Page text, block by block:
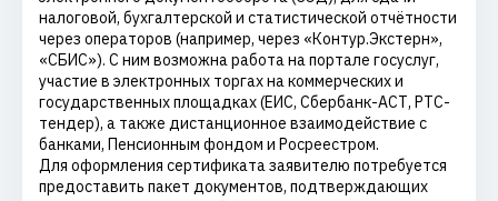
налоговой, бухгалтерской и статистической отчётности
через операторов (например, через «Контур.Экстерн»,
«СБИС»). С ним возможна работа на портале госуслуг,
участие в электронных торгах на коммерческих и
государственных площадках (ЕИС, Сбербанк-АСТ, РТС-
тендер), а также дистанционное взаимодействие с
банками, Пенсионным фондом и Росреестром.
Для оформления сертификата заявителю потребуется
предоставить пакет документов, подтверждающих